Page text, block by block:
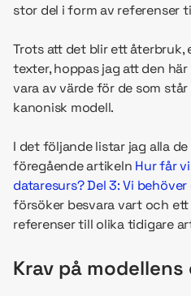
stor del i form av referenser
Trots att det blir ett
texter, hoppas jag att den
vara av värde för de som
kanonisk modell.
I det följande listar jag alla
föregående artikeln Hur får
dataresurs? Del 3: Vi
försöker besvara vart och
referenser till olika tidigare
Krav på